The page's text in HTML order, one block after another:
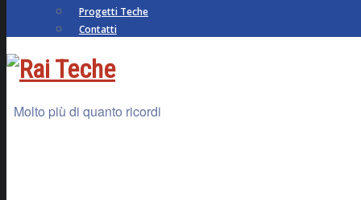
Progetti Teche
Contatti
Molto più di quanto ricordi